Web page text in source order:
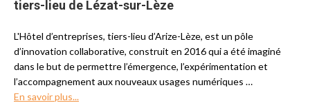
tiers-lieu de Lézat-sur-Lèze
L'Hôtel d’entreprises, tiers-lieu d’Arize-Lèze, est un pôle
d’innovation collaborative, construit en 2016 qui a été imaginé
dans le but de permettre l’émergence, l’expérimentation et
l’accompagnement aux nouveaux usages numériques …
En savoir plus...